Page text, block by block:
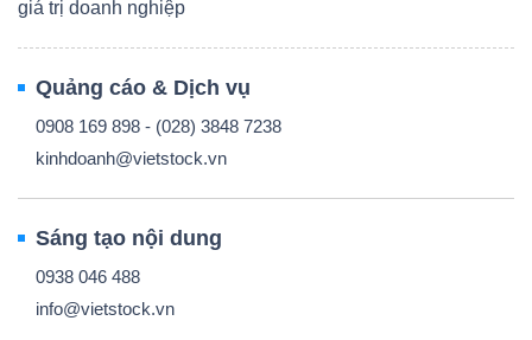
giá trị doanh nghiệp
Quảng cáo & Dịch vụ
0908 169 898 - (028) 3848 7238
kinhdoanh@vietstock.vn
Sáng tạo nội dung
0938 046 488
info@vietstock.vn